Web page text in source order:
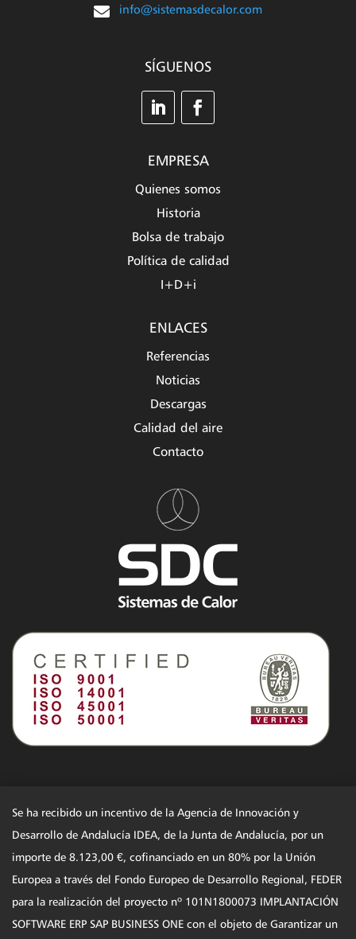
 info@sistemasdecalor.com
SÍGUENOS
EMPRESA
Quienes somos
Historia
Bolsa de trabajo
Política de calidad
I+D+i
ENLACES
Referencias
Noticias
Descargas
Calidad del aire
Contacto
Se ha recibido un incentivo de la Agencia de Innovación y
Desarrollo de Andalucía IDEA, de la Junta de Andalucía, por un
importe de 8.123,00 €, cofinanciado en un 80% por la Unión
Europea a través del Fondo Europeo de Desarrollo Regional, FEDER
para la realización del proyecto nº 101N1800073 IMPLANTACIÓN
SOFTWARE ERP SAP BUSINESS ONE con el objeto de Garantizar un